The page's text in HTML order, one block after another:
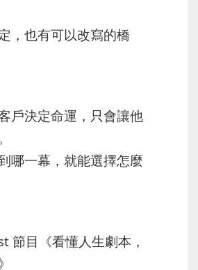
，也有可以改寫的橋
戶決定命運，只會讓他
哪一幕，就能選擇怎麼
節目《看懂人生劇本，